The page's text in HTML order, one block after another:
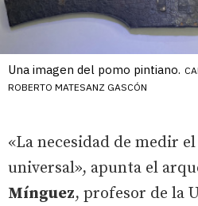
Una imagen del pomo pintiano.
ROBERTO MATESANZ GASCÓN
«La necesidad de medir
universal», apunta el
Mínguez, profesor de la